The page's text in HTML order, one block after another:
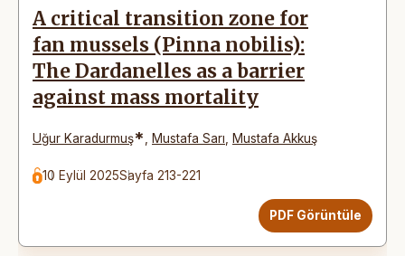
A critical transition zone for
fan mussels (Pinna nobilis):
The Dardanelles as a barrier
against mass mortality
Uğur Karadurmuş* Mustafa Sarı Mustafa Akkuş
10 Eylül 2025Sayfa 213-221
PDF Görüntüle